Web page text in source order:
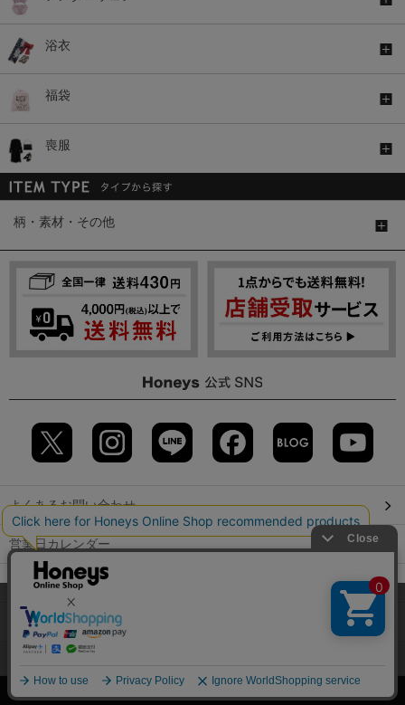
浴衣
福袋
喪服
柄・素材・その他
よくあるお問い合わせ
営業日カレンダー
店舗検索
GLOBAL GUIDE（海外からご利用のお客様）
当サイトでは、サイトの利便性向上のため、クッキー(Cookie)を使
用しています。詳しくは「
」をご覧くださ
OK